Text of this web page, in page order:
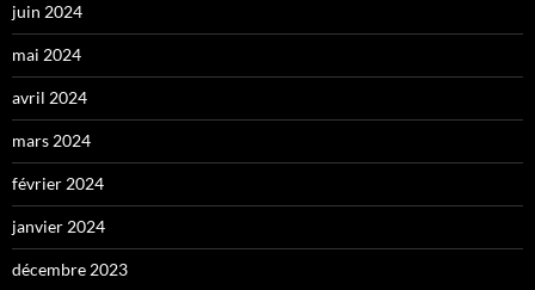
juin 2024
mai 2024
avril 2024
mars 2024
février 2024
janvier 2024
décembre 2023